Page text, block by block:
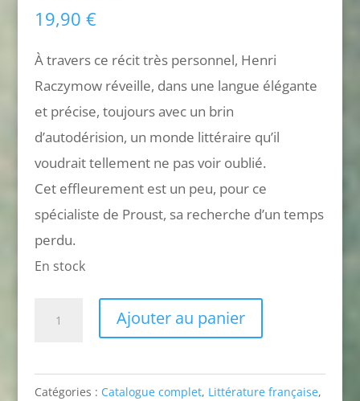
19,90 €
À travers ce récit très personnel, Henri
Raczymow réveille, dans une langue élégante
et précise, toujours avec un brin
d’autodérision, un monde littéraire qu’il
voudrait tellement ne pas voir oublié.
Cet effleurement est un peu, pour ce
spécialiste de Proust, sa recherche d’un temps
perdu.
En stock
saison
Ajouter au panier
Catégories : Catalogue complet, Littérature française,